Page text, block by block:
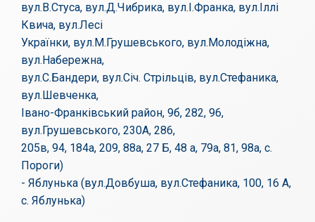
вул.В.Стуса, вул.Д.Чибрика, вул.І.Франка, вул.Іллі
Квича, вул.Лесі
Українки, вул.М.Грушевського, вул.Молодіжна,
вул.Набережна,
вул.С.Бандери, вул.Січ. Стрільців, вул.Стефаника,
вул.Шевченка,
Івано-Франківський район, 9б, 282, 96,
вул.Грушевського, 230А, 286,
205в, 94, 184а, 209, 88а, 27 Б, 48 а, 79а, 81, 98а, с.
Пороги)
- Яблунька (вул.Довбуша, вул.Стефаника, 100, 16 А,
с. Яблунька)